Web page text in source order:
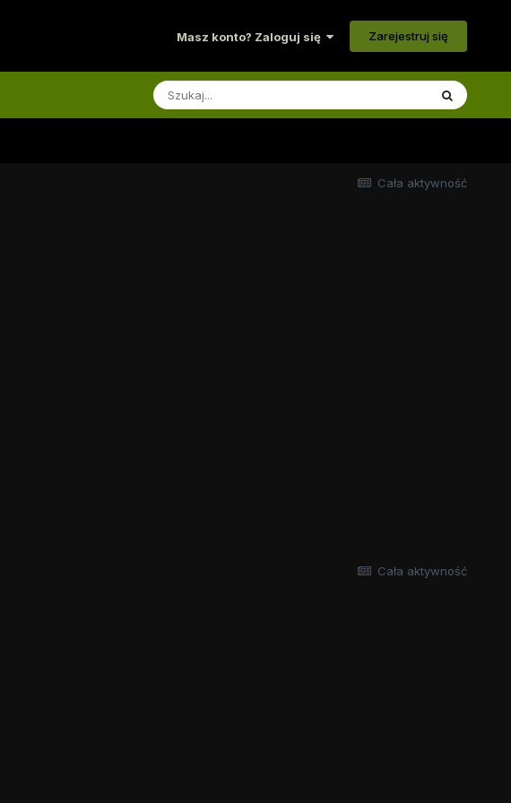
Masz konto? Zaloguj się Zarejestruj się
Cała aktywność
Cała aktywność